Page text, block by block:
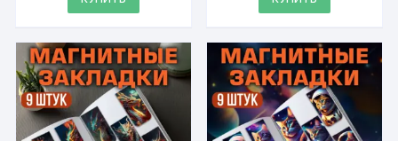
составляла
933 ₽.